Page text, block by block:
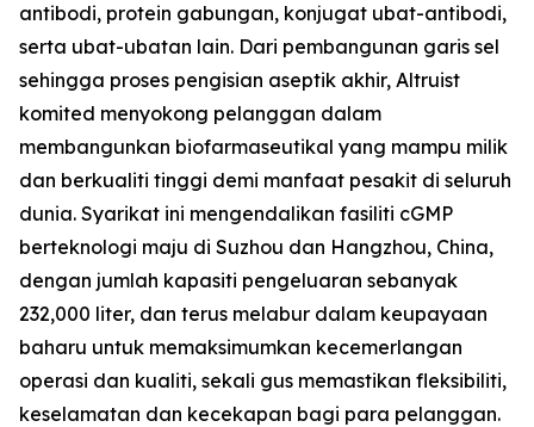
antibodi, protein gabungan, konjugat ubat-antibodi,
serta ubat-ubatan lain. Dari pembangunan garis sel
sehingga proses pengisian aseptik akhir, Altruist
komited menyokong pelanggan dalam
membangunkan biofarmaseutikal yang mampu milik
dan berkualiti tinggi demi manfaat pesakit di seluruh
dunia. Syarikat ini mengendalikan fasiliti cGMP
berteknologi maju di Suzhou dan Hangzhou, China,
dengan jumlah kapasiti pengeluaran sebanyak
232,000 liter, dan terus melabur dalam keupayaan
baharu untuk memaksimumkan kecemerlangan
operasi dan kualiti, sekali gus memastikan fleksibiliti,
keselamatan dan kecekapan bagi para pelanggan.